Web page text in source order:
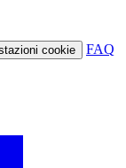
cookie FAQ